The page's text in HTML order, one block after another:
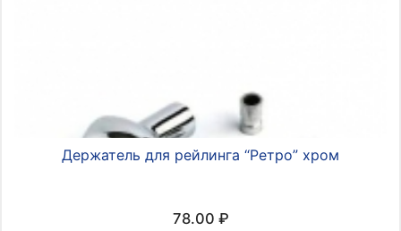
Держатель для рейлинга “Ретро” хром
78.00 ₽